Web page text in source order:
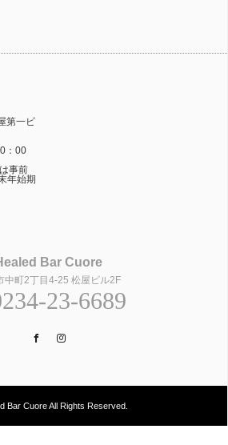
第一ビ
：00
事前
年始期
Bar Cuore
中町2丁目4-25 松屋ビル2F
23-6689
Facebook
Bar Cuore All Rights Reserved.